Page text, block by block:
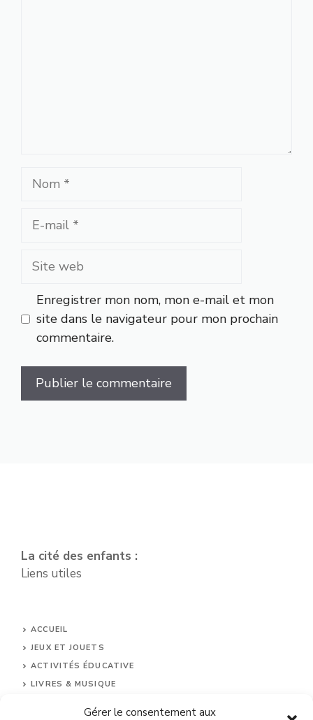
Gérer le consentement aux
Nom
Site
Enregistrer mon nom, mon e-mail et mon
site dans le navigateur pour mon prochain
commentaire.
La cité des enfants :
Liens utiles
ACCUEIL
JEUX ET JOUETS
ACTIVITÉS ÉDUCATIVE
LIVRES & MUSIQUE